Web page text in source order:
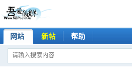
网站 新帖 帮助